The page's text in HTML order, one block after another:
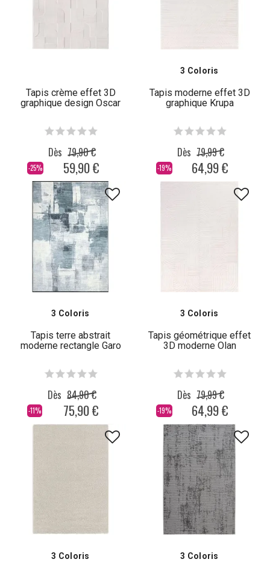
Tapis crème effet 3D
graphique design Oscar
-25%
Dès 79,90 €
59,90 €
3 Coloris
Tapis moderne effet 3D
graphique Krupa
-19%
Dès 79,99 €
64,99 €
3 Coloris
Tapis terre abstrait
moderne rectangle Garo
-11%
Dès 84,90 €
75,90 €
3 Coloris
Tapis géométrique effet
3D moderne Olan
-19%
Dès 79,99 €
64,99 €
3 Coloris 3 Coloris